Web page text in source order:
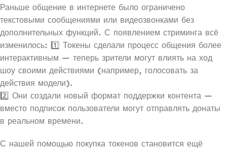
Раньше общение в интернете было ограничено
текстовыми сообщениями или видеозвонками без
дополнительных функций. С появлением стриминга всё
изменилось: 1️⃣ Токены сделали процесс общения более
интерактивным — теперь зрители могут влиять на ход
шоу своими действиями (например, голосовать за
действия модели).
2️⃣ Они создали новый формат поддержки контента —
вместо подписок пользователи могут отправлять донаты
в реальном времени.
С нашей помощью покупка токенов становится ещё